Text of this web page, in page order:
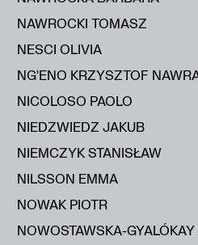
NAWROCKI TOMASZ
NESCI OLIVIA
NG'ENO KRZYSZTOF
NICOLOSO PAOLO
NIEDZWIEDZ JAKUB
NIEMCZYK STANISŁAW
NILSSON EMMA
NOWAK PIOTR
NOWOSTAWSKA-